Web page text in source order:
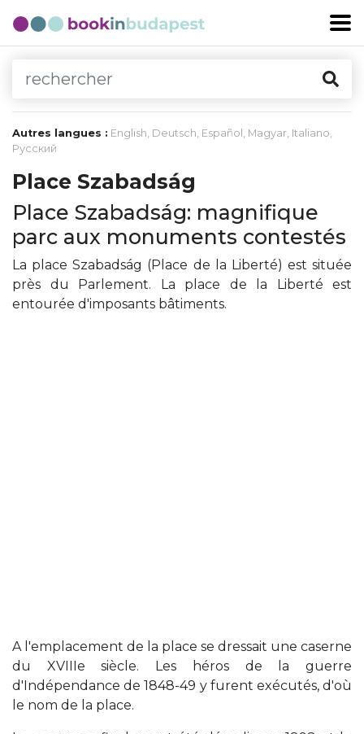
Autres langues : English, Deutsch, Español , Magyar, Italiano,
Русский
Place Szabadság
Place Szabadság: magnifique
parc aux monuments contestés
La place Szabadság (Place de la Liberté) est située
près du Parlement. La place de la Liberté est
entourée d'imposants bâtiments.
A l'emplacement de la place se dressait une caserne
du XVIIIe siècle. Les héros de la guerre
d'Indépendance de 1848-49 y furent exécutés, d'où
le nom de la place.